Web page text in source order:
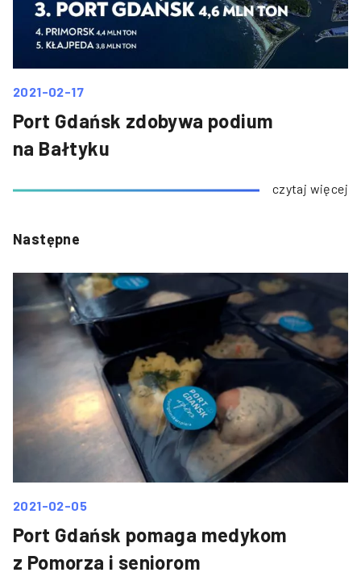
2021-02-17
Port Gdańsk zdobywa podium
na Bałtyku
czytaj więcej
Następne
2021-02-05
Port Gdańsk pomaga medykom
z Pomorza i seniorom